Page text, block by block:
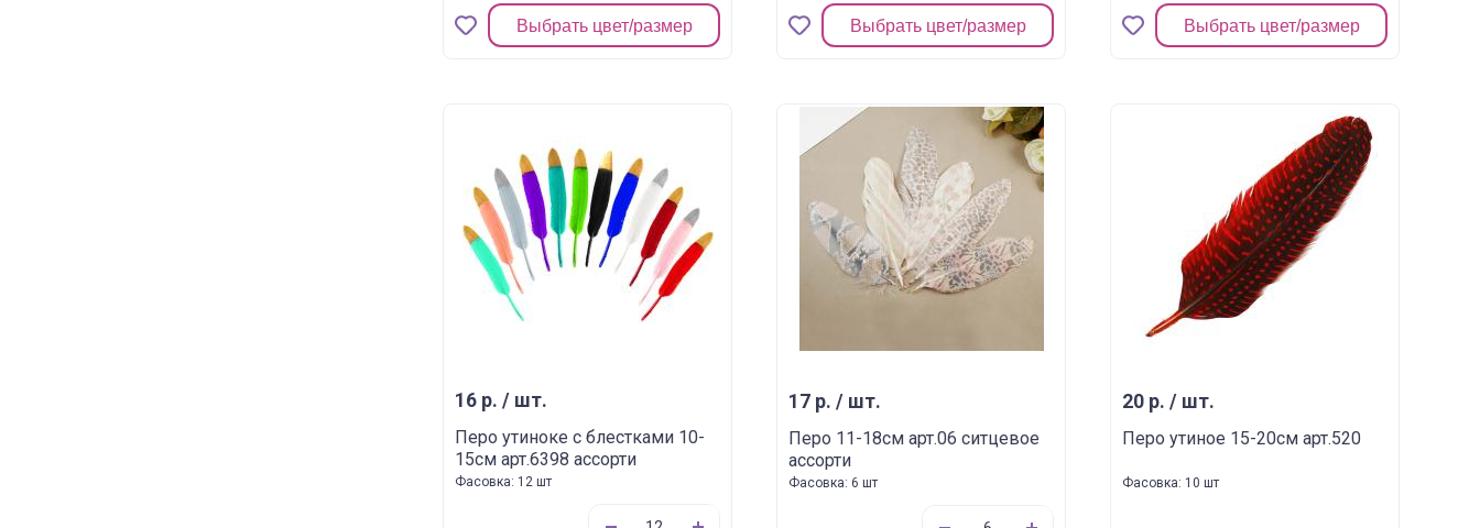
Выбрать цвет/размер Выбрать цвет/размер Выбрать цвет/размер
16 р. / шт.
Перо утиноке с блестками 10-
15см арт.6398 ассорти
Фасовка: 12 шт
17 р. / шт.
Перо 11-18см арт.06 ситцевое
ассорти
Фасовка: 6 шт
20 р. / шт.
Перо утиное 15-20см арт.520
Фасовка: 10 шт